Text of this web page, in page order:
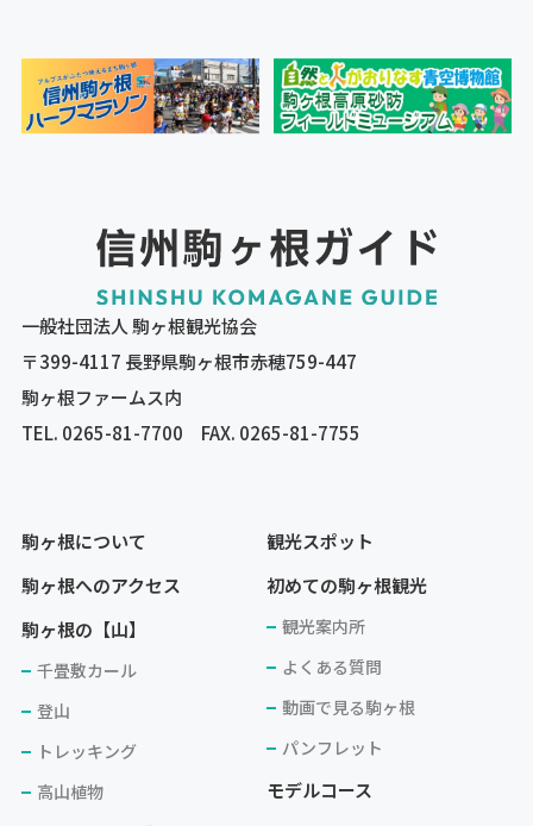
一般社団法人 駒ヶ根観光協会
〒399-4117 長野県駒ヶ根市赤穂759-447
駒ヶ根ファームス内
TEL. 0265-81-7700 FAX. 0265-81-7755
駒ヶ根について
駒ヶ根へのアクセス
駒ヶ根の【山】
千畳敷カール
登山
トレッキング
高山植物
観光スポット
初めての駒ヶ根観光
観光案内所
よくある質問
動画で見る駒ヶ根
パンフレット
モデルコース